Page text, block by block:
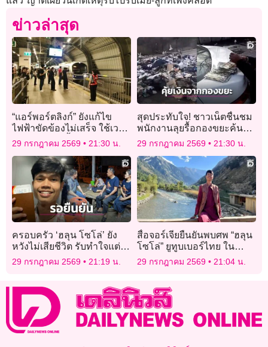
ข่าวล่าสุด
“แอร์พอร์ตลิงก์” ยังแก้ไข
ไฟฟ้าขัดข้องไม่เสร็จ ใช้เวลา
เดินทางนานขึ้น 30 นาที ขอ
คืนค่าอยู่เกินเวลาได้
29 กรกฎาคม 2569 21:30 น.
สุดประทับใจ! ชาวเน็ตชื่นชม
พนักงานลุยรื้อกองขยะค้นหา
ซองใส่เงินกว่า 160,000 คืน
เจ้าของ
29 กรกฎาคม 2569 21:30 น.
ครอบครัว ‘ฮลุน โซโล่’ ยัง
หวังไม่เสียชีวิต รับทำใจแต่
รอความชัดเจนจากกงสุล
29 กรกฎาคม 2569 21:19 น.
สื่อจอร์เจียยืนยันพบศพ “ฮลุน
โซโล่” ยูทูบเบอร์ไทย ใน
โรงแรมที่กรุงทบิลิซี
29 กรกฎาคม 2569 21:04 น.